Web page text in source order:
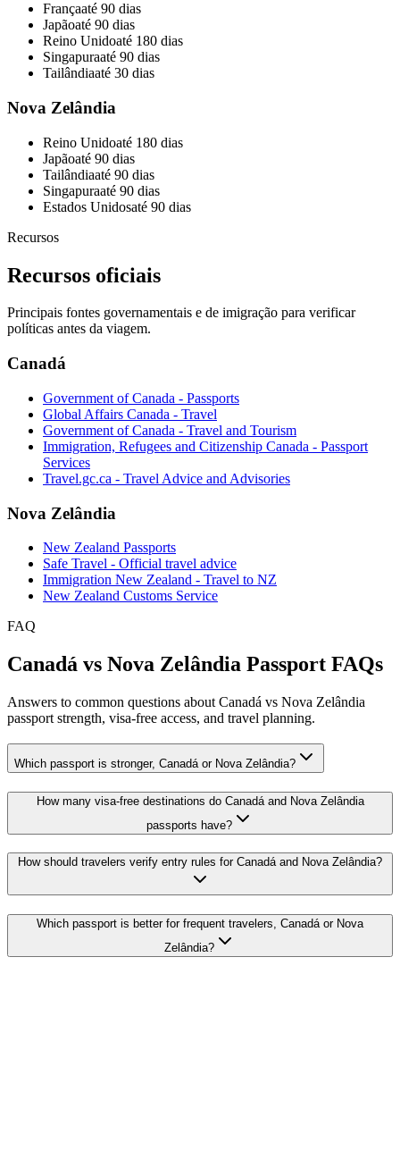
Françaaté 90 dias
Japãoaté 90 dias
Reino Unidoaté 180 dias
Singapuraaté 90 dias
Tailândiaaté 30 dias
Nova Zelândia
Reino Unidoaté 180 dias
Japãoaté 90 dias
Tailândiaaté 90 dias
Singapuraaté 90 dias
Estados Unidosaté 90 dias
Recursos
Recursos oficiais
Principais fontes governamentais e de imigração para verificar
políticas antes da viagem.
Canadá
Government of Canada - Passports
Global Affairs Canada - Travel
Government of Canada - Travel and Tourism
Immigration, Refugees and Citizenship Canada - Passport
Services
Travel.gc.ca - Travel Advice and Advisories
Nova Zelândia
New Zealand Passports
Safe Travel - Official travel advice
Immigration New Zealand - Travel to NZ
New Zealand Customs Service
FAQ
Canadá vs Nova Zelândia Passport FAQs
Answers to common questions about Canadá vs Nova Zelândia
passport strength, visa-free access, and travel planning.
Which passport is stronger, Canadá or Nova Zelândia?
How many visa-free destinations do Canadá and Nova Zelândia
passports have?
How should travelers verify entry rules for Canadá and Nova Zelândia?
Which passport is better for frequent travelers, Canadá or Nova
Zelândia?